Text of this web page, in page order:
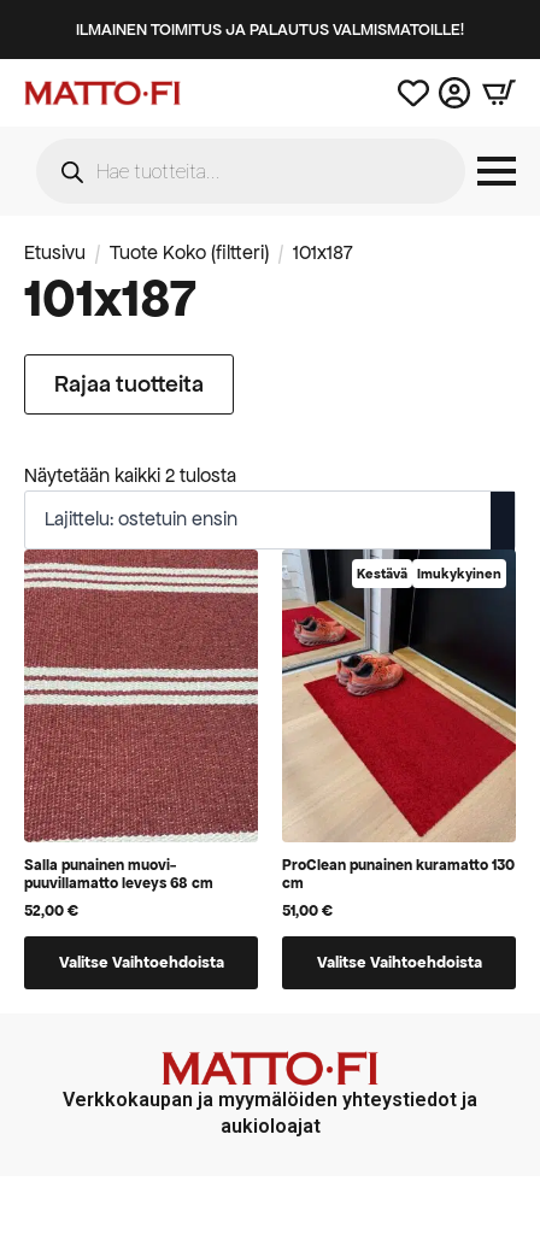
ILMAINEN TOIMITUS JA PALAUTUS VALMISMATOILLE!
search
Etusivu Tuote Koko (filtteri) 101x187
101x187
Rajaa tuotteita
Näytetään kaikki 2 tulostaSuosituimmat
Salla punainen muovi-
puuvillamatto leveys 68 cm
52,00€
Valitse Vaihtoehdoista
voidaan
Kestävä Imukykyinen
ProClean punainen kuramatto 130
cm
51,00€
Valitse Vaihtoehdoista
jotka
voidaan
valita
tuotteen
Verkkokaupan ja myymälöiden yhteystiedot ja
aukioloajat